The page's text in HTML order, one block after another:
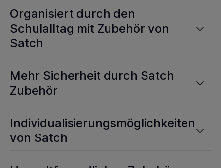
Organisiert durch den
Schulalltag mit Zubehör von
Satch
Mehr Sicherheit durch Satch
Zubehör
Individualisierungsmöglichkeiten
von Satch